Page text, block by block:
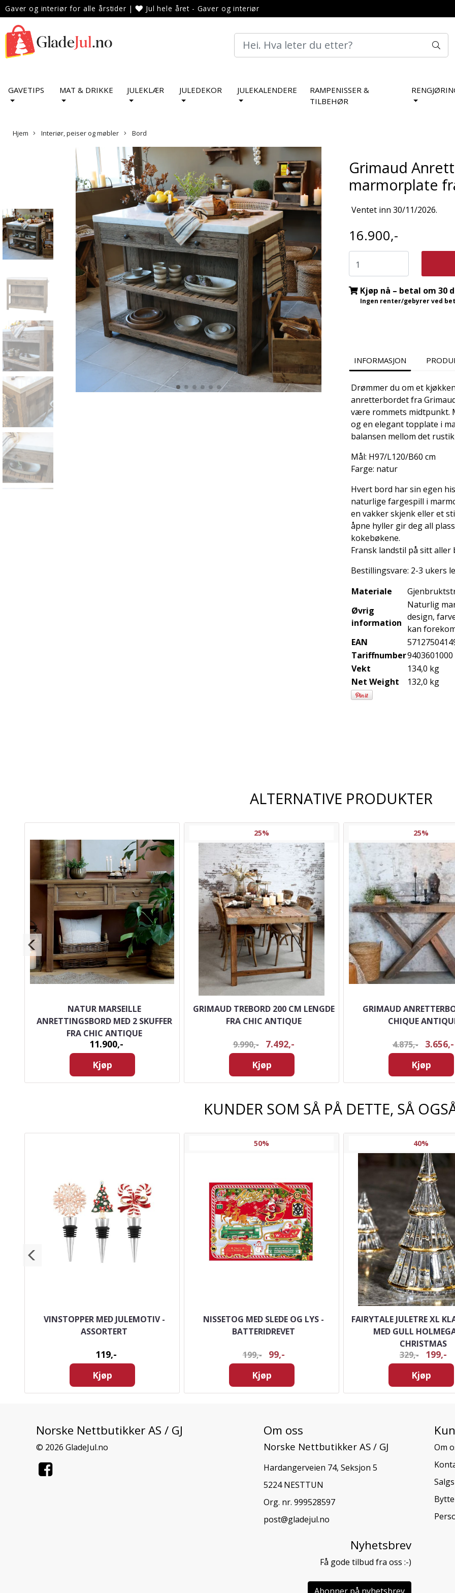
Gaver og interiør for alle årstider | Jul hele året - Gaver og interiør
GAVETIPS MAT & DRIKKE JULEKLÆR JULEDEKOR JULEKALENDERE
RAMPENISSER &
TILBEHØR
Hjem Interiør, peiser og møbler Bord
Grimaud
marmorplate
Ventet inn 30/11/2026.
16.900,-
Kjøp nå – betal om 30
Ingen renter/gebyrer ved
INFORMASJON
Drømmer du om et
anretterbordet fra
være rommets midtpunkt.
og en elegant topplate i
balansen mellom det
Mål: H97/L120/B60 cm
Farge: natur
Hvert bord har sin egen
naturlige fargespill i
en vakker skjenk eller et
åpne hyller gir deg all
kokebøkene.
Fransk landstil på sitt aller
Bestillingsvare: 2-3 ukers
Materiale
Øvrig
information
Naturlig
design,
kan
EAN
Tariffnumber9403601000
Vekt
134,0 kg
Net Weight
132,0 kg
ALTERNATIVE PRODUKTER
NATUR MARSEILLE
ANRETTINGSBORD MED 2 SKUFFER
FRA CHIC ANTIQUE
11.900,-
Kjøp
25%
GRIMAUD TREBORD 200 CM LENGDE
FRA CHIC ANTIQUE
9.990,-
7.492,-
Kjøp
25%
GRIMAUD
CHIQUE
4.875,-
3.656,-
Kjøp
KUNDER SOM SÅ PÅ DETTE, SÅ
VINSTOPPER MED JULEMOTIV -
ASSORTERT
119,-
Kjøp
50%
NISSETOG MED SLEDE OG LYS -
BATTERIDREVET
199,-
99,-
Kjøp
40%
FAIRYTALE JULETRE XL
MED GULL
CHRISTMAS
329,-
199,-
Kjøp
Norske Nettbutikker AS / GJ
© 2026 GladeJul.no
Om oss
Norske Nettbutikker AS / GJ
Hardangerveien 74, Seksjon 5
5224 NESTTUN
Org. nr. 999528597
post@gladejul.no
Om
Nyhetsbrev
Få gode tilbud fra oss :-)